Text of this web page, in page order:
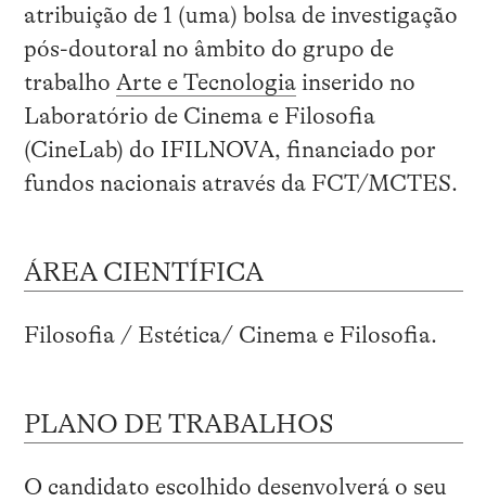
atribuição de 1 (uma) bolsa de investigação
pós-doutoral no âmbito do grupo de
trabalho Arte e Tecnologiainserido no
Laboratório de Cinema e Filosofia
(CineLab) do IFILNOVA, financiado por
fundos nacionais através da FCT/MCTES.
ÁREA CIENTÍFICA
Filosofia / Estética/ Cinema e Filosofia.
PLANO DE TRABALHOS
O candidato escolhido desenvolverá o seu